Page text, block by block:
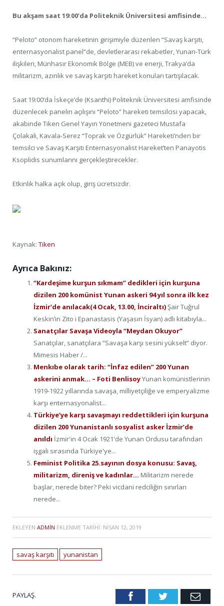
Bu akşam saat 19:00’da Politeknik Üniversitesi amfisinde…
“Peloto” otonom hareketinin girişimiyle düzenlen “Savaş karşıtı,
enternasyonalist panel”de, devletlerarası rekabetler, Yunan-Türk
ilişkileri, Münhasır Ekonomik Bölge (MEB) ve enerji, Trakya’da
militarizm, azınlık ve savaş karşıtı hareket konuları tartışılacak.
Saat 19:00’da İskeçe’de (Ksanthi) Politeknik Üniversitesi amfisinde
düzenlecek panelin açılışını “Peloto” hareketi temsilcisi yapacak,
akabinde Tiken Genel Yayın Yönetmeni gazeteci Mustafa
Çolakali, Kavala-Serez “Toprak ve Özgürlük” Hareketi’nden bir
temsilci ve Savaş Karşıtı Enternasyonalist Hareket’ten Panayotis
Ksoplidis sunumlarını gerçekleştirecekler.
Etkinlik halka açık olup, giriş ücretsizdir.
Kaynak: Tiken
Ayrıca Bakınız:
“Kardeşime kurşun sıkmam” dedikleri için kurşuna
dizilen 200 komünist Yunan askeri 94 yıl sonra ilk kez
İzmir’de anılacak(4 Ocak, 13.00, İnciraltı)Şair Tuğrul
Keskin’in Zito i Epanastasis (Yaşasın İsyan) adlı kitabıyla...
Sanatçılar Savaşa Videoyla “Meydan Okuyor”
Sanatçılar, sanatçılara “Savaşa karşı sesini yükselt” diyor.
Mimesis Haber /...
Menkıbe olarak tarih: “İnfaz edilen” 200 Yunan
askerini anmak… – Foti BenlisoyYunan komünistlerinin
1919-1922 yıllarında savaşa, milliyetçiliğe ve emperyalizme
karşı enternasyonalist...
Türkiye’ye karşı savaşmayı reddettikleri için kurşuna
dizilen 200 Yunanistanlı sosyalist asker İzmir’de
anıldı İzmir'in 4 Ocak 1921'de Yunan Ordusu tarafından
işgali sırasında Türkiye'ye...
Feminist Politika 25.sayının dosya konusu: Savaş,
militarizm, direniş ve kadınlar… Militarizm nerede
başlar, nerede biter? Peki vicdani redciliğin sınırları
nerede...
EKLEYEN ADMIN EKLENME TARIHI: NISAN 12, 2019
savaş karşıtı yunanistan
PAYLAŞ. FacebookTwitter Email